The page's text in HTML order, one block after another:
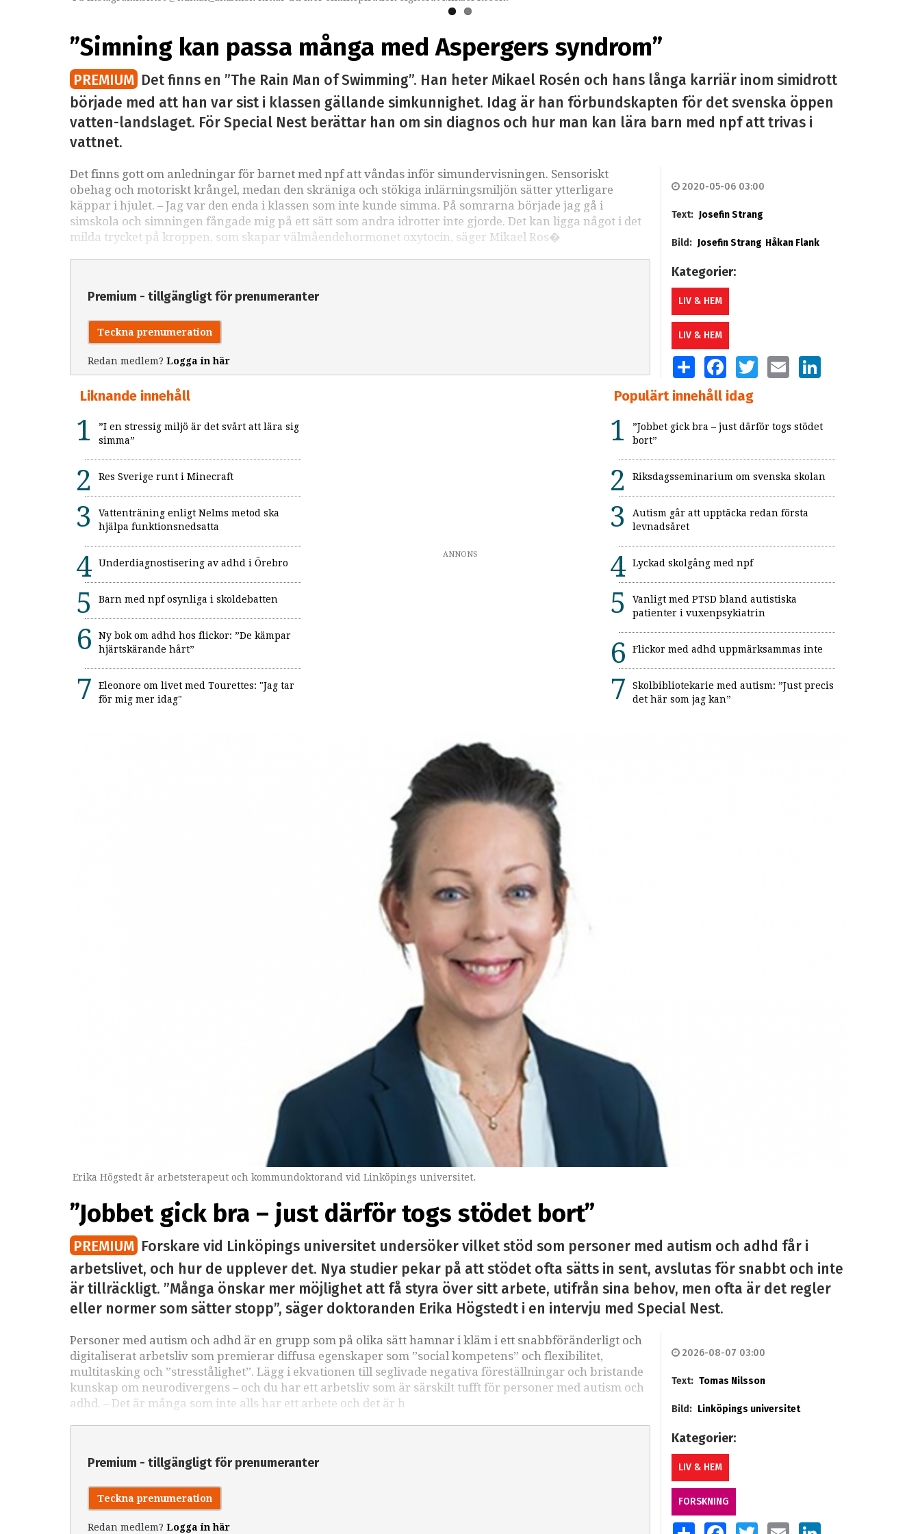
”Simning kan passa många med Aspergers syndrom”
PREMIUM Det finns en ”The Rain Man of Swimming”. Han heter Mikael Rosén och hans långa karriär inom simidrott
började med att han var sist i klassen gällande simkunnighet. Idag är han förbundskapten för det svenska öppen
vatten-landslaget. För Special Nest berättar han om sin diagnos och hur man kan lära barn med npf att trivas i
vattnet.
Det finns gott om anledningar för barnet med npf att våndas inför simundervisningen. Sensoriskt
obehag och motoriskt krångel, medan den skräniga och stökiga inlärningsmiljön sätter ytterligare
käppar i hjulet. – Jag var den enda i klassen som inte kunde simma. På somrarna började jag gå i
simskola och simningen fångade mig på ett sätt som andra idrotter inte gjorde. Det kan ligga något i det
milda trycket på kroppen, som skapar välmåendehormonet oxytocin, säger Mikael Ros�
Premium - tillgängligt för prenumeranter
Teckna prenumeration
Redan medlem? Logga in här
2020-05-06 03:00
Text: Josefin Strang
Bild: Josefin Strang Håkan Flank
Kategorier:
LIV & HEM
LIV & HEM
SHARE FACEBOOKTWITTEREMAIL LINKEDIN
Liknande innehåll
”I en stressig miljö är det svårt att lära sig
simma”
Res Sverige runt i Minecraft
Vattenträning enligt Nelms metod ska
hjälpa funktionsnedsatta
Underdiagnostisering av adhd i Örebro
Barn med npf osynliga i skoldebatten
Ny bok om adhd hos flickor: ”De kämpar
hjärtskärande hårt”
Eleonore om livet med Tourettes: "Jag tar
för mig mer idag"
ANNONS
Populärt innehåll idag
”Jobbet gick bra – just därför togs stödet
bort”
Riksdagsseminarium om svenska skolan
Autism går att upptäcka redan första
levnadsåret
Lyckad skolgång med npf
Vanligt med PTSD bland autistiska
patienter i vuxenpsykiatrin
Flickor med adhd uppmärksammas inte
Skolbibliotekarie med autism: ”Just precis
det här som jag kan”
Erika Högstedt är arbetsterapeut och kommundoktorand vid Linköpings universitet.
”Jobbet gick bra – just därför togs stödet bort”
PREMIUM Forskare vid Linköpings universitet undersöker vilket stöd som personer med autism och adhd får i
arbetslivet, och hur de upplever det. Nya studier pekar på att stödet ofta sätts in sent, avslutas för snabbt och inte
är tillräckligt. ”Många önskar mer möjlighet att få styra över sitt arbete, utifrån sina behov, men ofta är det regler
eller normer som sätter stopp”, säger doktoranden Erika Högstedt i en intervju med Special Nest.
Personer med autism och adhd är en grupp som på olika sätt hamnar i kläm i ett snabbföränderligt och
digitaliserat arbetsliv som premierar diffusa egenskaper som ”social kompetens” och flexibilitet,
multitasking och ”stresstålighet”. Lägg i ekvationen till seglivade negativa föreställningar och bristande
kunskap om neurodivergens – och du har ett arbetsliv som är särskilt tufft för personer med autism och
adhd. – Det är många som inte alls har ett arbete och det är h
Premium - tillgängligt för prenumeranter
Teckna prenumeration
Redan medlem? Logga in här
2026-08-07 03:00
Text: Tomas Nilsson
Bild: Linköpings universitet
Kategorier:
LIV & HEM
FORSKNING
SHARE FACEBOOKTWITTEREMAIL LINKEDIN